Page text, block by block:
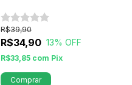
R$34,90
R$39,90
13% OFF
R$33,85 com Pix
Comprar